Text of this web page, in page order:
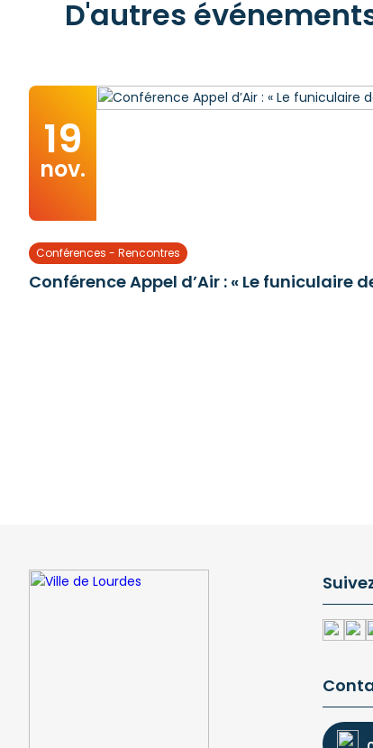
D'autres
19
nov.
Conférences - Rencontres
Conférence Appel d’Air : « Le funiculaire